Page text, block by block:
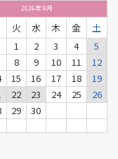
2026年9月
火 水 木 金
土
1
2 3 4
5
8 9 10 11
12
15 16 17 18
19
22 23 24 25
26
29 30